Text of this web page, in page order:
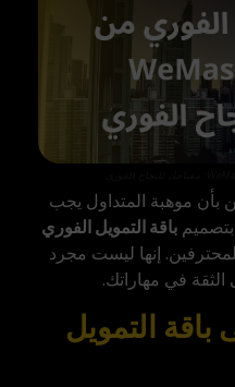
بأن موهبة المتداول يجب
باقة التمويل الفوري
إنها ليست مجرد
في مهاراتك.
التمويل